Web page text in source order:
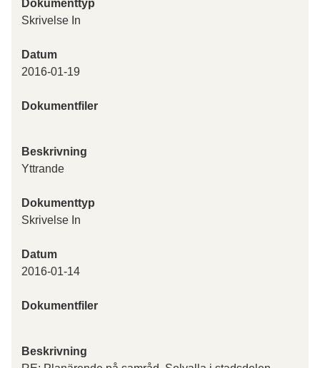
Dokumenttyp
Skrivelse In
Datum
2016-01-19
Dokumentfiler
Beskrivning
Yttrande
Dokumenttyp
Skrivelse In
Datum
2016-01-14
Dokumentfiler
Beskrivning